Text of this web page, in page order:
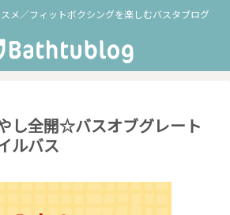
メ／フィットボクシングを楽しむバスタブログ
し全開☆バスオブグレート
ルバス